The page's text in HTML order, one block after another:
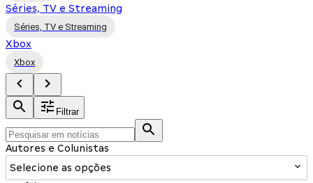
Séries, TV e Streaming
Séries, TV e Streaming
Xbox
Xbox
Filtrar
Autores e Colunistas
Selecione as opções